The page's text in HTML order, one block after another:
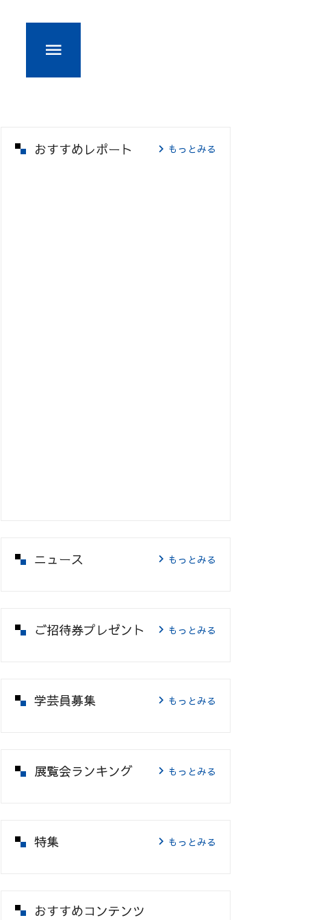
おすすめレポート もっとみる
ニュース もっとみる
ご招待券プレゼント もっとみる
学芸員募集 もっとみる
展覧会ランキング もっとみる
特集 もっとみる
おすすめコンテンツ